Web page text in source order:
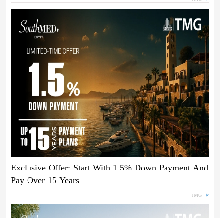
Exclusive Offer: Start With 1.5% Down Payment And
Pay Over 15 Years
TMG